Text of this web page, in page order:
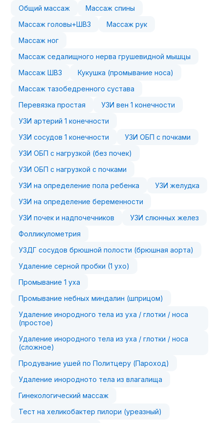
Общий массаж
Массаж спины
Массаж головы+ШВЗ
Массаж рук
Массаж ног
Массаж седалищного нерва грушевидной мышцы
Массаж ШВЗ
Кукушка (промывание носа)
Массаж тазобедренного сустава
Перевязка простая
УЗИ вен 1 конечности
УЗИ артерий 1 конечности
УЗИ сосудов 1 конечности
УЗИ ОБП с почками
УЗИ ОБП с нагрузкой (без почек)
УЗИ ОБП с нагрузкой с почками
УЗИ на определение пола ребенка
УЗИ желудка
УЗИ на определение беременности
УЗИ почек и надпочечников
УЗИ слюнных желез
Фолликулометрия
УЗДГ сосудов брюшной полости (брюшная аорта)
Удаление серной пробки (1 ухо)
Промывание 1 уха
Промывание небных миндалин (шприцом)
Удаление инородного тела из уха / глотки / носа
(простое)
Удаление инородного тела из уха / глотки / носа
(сложное)
Продувание ушей по Политцеру (Пароход)
Удаление инородното тела из влагалища
Гинекологический массаж
Тест на хеликобактер пилори (уреазный)